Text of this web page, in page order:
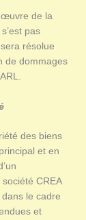
œuvre de la
pas
résolue
de dommages
des biens
et en
CREA
le cadre
et